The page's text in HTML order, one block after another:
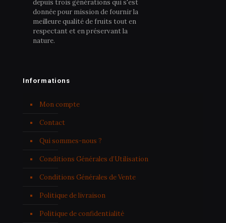
depuis trois générations qui s'est
donnée pour mission de fournir la
meilleure qualité de fruits tout en
respectant et en préservant la
nature.
Informations
Mon compte
Contact
Qui sommes-nous ?
Conditions Générales d’Utilisation
Conditions Générales de Vente
Politique de livraison
Politique de confidentialité